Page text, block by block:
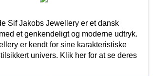
Sif Jakobs Jewellery er et dansk
et genkendeligt og moderne udtryk.
er kendt for sine karakteristiske
univers. Klik her for at se deres